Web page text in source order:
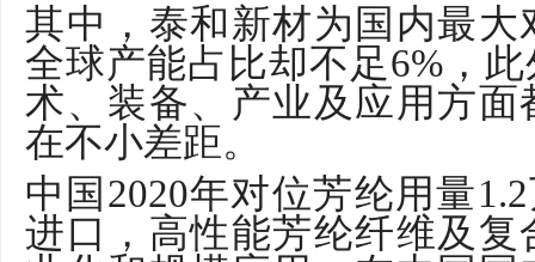
其中，泰和新材为国内最
全球产能占比却不足6% ，
术、装备、产业及应用方
在不小差距。
中国 2020年对位芳纶用量1.2
进口，高性能芳纶纤维及